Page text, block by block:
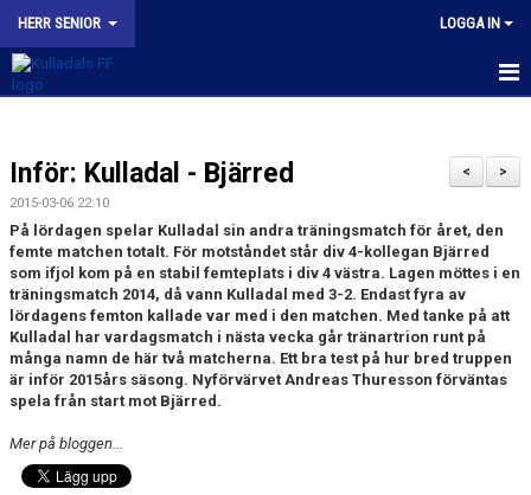
HERR SENIOR LOGGA IN
NYHETER
KALENDER
TRUPPEN
BILDGALLERI
KONTAKT
KFF HERR A INSTAGRAM
>
<
Inför: Kulladal - Bjärred
2015-03-06 22:10
På lördagen spelar Kulladal sin andra träningsmatch för året, den
femte matchen totalt. För motståndet står div 4-kollegan Bjärred
som ifjol kom på en stabil femteplats i div 4 västra. Lagen möttes i en
träningsmatch 2014, då vann Kulladal med 3-2. Endast fyra av
lördagens femton kallade var med i den matchen. Med tanke på att
Kulladal har vardagsmatch i nästa vecka går tränartrion runt på
många namn de här två matcherna. Ett bra test på hur bred truppen
är inför 2015års säsong. Nyförvärvet Andreas Thuresson förväntas
spela från start mot Bjärred.
Mer på bloggen...